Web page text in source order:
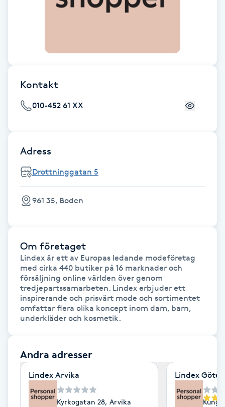
Coachning
Cryoterapi
Dermapen
Diamantslipning
Enzympeeling
Extensions
Extensions borttagning
Face framing
Faceliftmassage
Kontakt
010-452 61 XX
Adress
Drottninggatan 5
961 35, Boden
Om företaget
Lindex är ett av Europas ledande modeföretag
med cirka 440 butiker på 16 marknader och
försäljning online världen över genom
tredjepartssamarbeten. Lindex erbjuder ett
inspirerande och prisvärt mode och sortimentet
omfattar flera olika koncept inom dam, barn,
underkläder och kosmetik.
Andra adresser
Lindex Arvika
Kyrkogatan 28, Arvika
Lindex